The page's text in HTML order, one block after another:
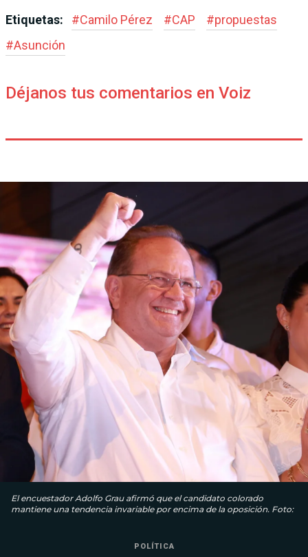
Etiquetas: #Camilo Pérez #CAP #propuestas
#Asunción
Déjanos tus comentarios en Voiz
El encuestador Adolfo Grau afirmó que el candidato colorado
mantiene una tendencia invariable por encima de la oposición. Foto:
POLÍTICA